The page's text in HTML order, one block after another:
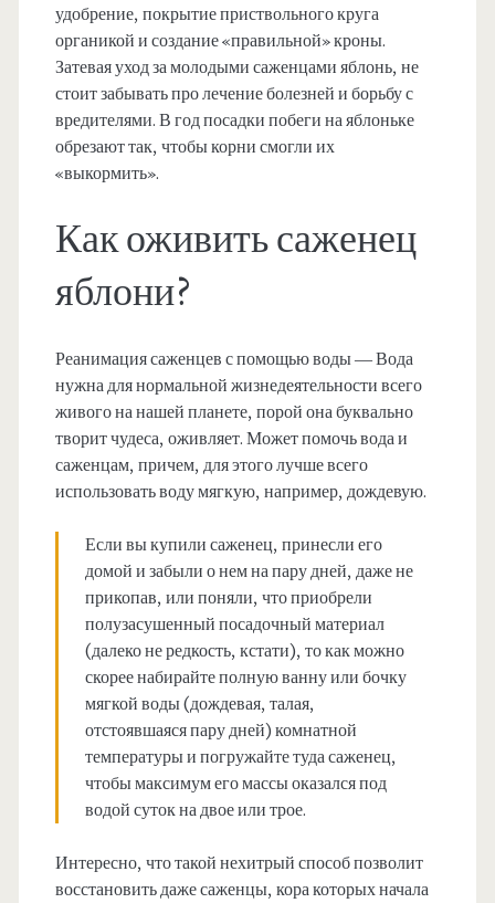
удобрение, покрытие приствольного круга
органикой и создание «правильной» кроны.
Затевая уход за молодыми саженцами яблонь, не
стоит забывать про лечение болезней и борьбу с
вредителями. В год посадки побеги на яблоньке
обрезают так, чтобы корни смогли их
«выкормить».
Как оживить саженец
яблони?
Реанимация саженцев с помощью воды — Вода
нужна для нормальной жизнедеятельности всего
живого на нашей планете, порой она буквально
творит чудеса, оживляет. Может помочь вода и
саженцам, причем, для этого лучше всего
использовать воду мягкую, например, дождевую.
Если вы купили саженец, принесли его
домой и забыли о нем на пару дней, даже не
прикопав, или поняли, что приобрели
полузасушенный посадочный материал
(далеко не редкость, кстати), то как можно
скорее набирайте полную ванну или бочку
мягкой воды (дождевая, талая,
отстоявшаяся пару дней) комнатной
температуры и погружайте туда саженец,
чтобы максимум его массы оказался под
водой суток на двое или трое.
Интересно, что такой нехитрый способ позволит
восстановить даже саженцы, кора которых начала